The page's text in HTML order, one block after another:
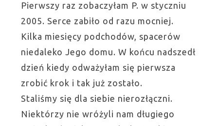
Pierwszy raz zobaczyłam P. w styczniu
2005. Serce zabiło od razu mocniej.
Kilka miesięcy podchodów, spacerów
niedaleko Jego domu. W końcu nadszedł
dzień kiedy odważyłam się pierwsza
zrobić krok i tak już zostało.
Staliśmy się dla siebie nierozłączni.
Niektórzy nie wróżyli nam długiego